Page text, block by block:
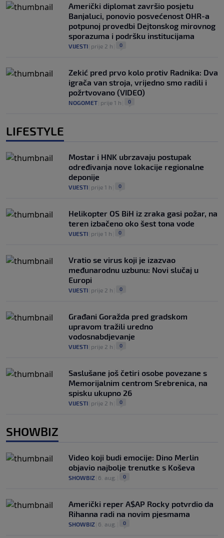
Američki diplomat završio posjetu
Banjaluci, ponovio posvećenost OHR-a
potpunoj provedbi Dejtonskog mirovnog
sporazuma i podršku institucijama
VIJESTI prije 2 h 0
Zekić pred prvo kolo protiv Radnika: Dva
igrača van stroja, vrijedno smo radili i
požrtvovano (VIDEO)
NOGOMET prije 1 h 0
LIFESTYLE
Mostar i HNK ubrzavaju postupak
određivanja nove lokacije regionalne
deponije
VIJESTI prije 1 h 0
Helikopter OS BiH iz zraka gasi požar, na
teren izbačeno oko šest tona vode
VIJESTI prije 1 h 0
Vratio se virus koji je izazvao
međunarodnu uzbunu: Novi slučaj u
Europi
VIJESTI prije 2 h 0
Građani Goražda pred gradskom
upravom tražili uredno
vodosnabdjevanje
VIJESTI prije 2 h 0
Saslušane još četiri osobe povezane s
Memorijalnim centrom Srebrenica, na
spisku ukupno 26
VIJESTI prije 2 h 0
SHOWBIZ
Video koji budi emocije: Dino Merlin
objavio najbolje trenutke s Koševa
SHOWBIZ 6. aug. 0
Američki reper A$AP Rocky potvrdio da
Rihanna radi na novim pjesmama
SHOWBIZ 6. aug. 0